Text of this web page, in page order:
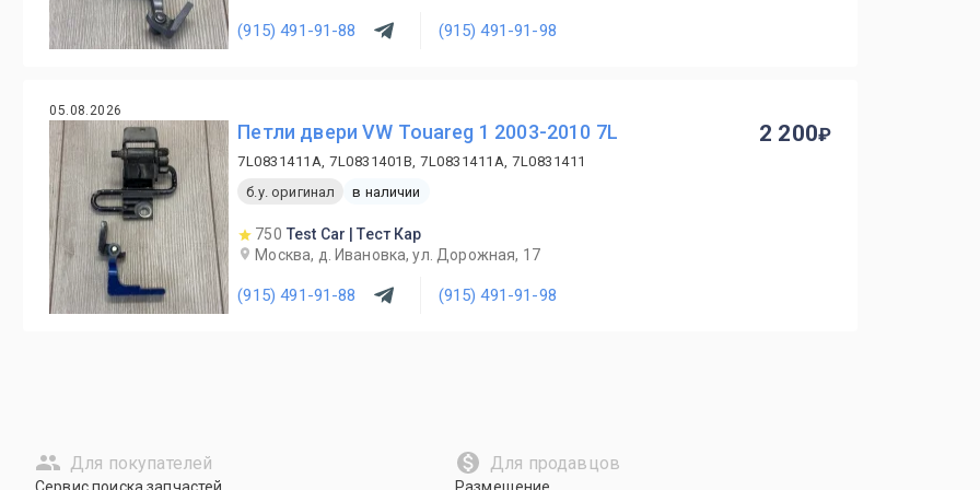
(915) 491-91-88 (915) 491-91-98
05.08.2026
Петли двери VW Touareg 1 2003-2010 7L
7L0831411A, 7L0831401B, 7L0831411A, 7L0831411
б.у. оригинал
в наличии
750 Test Car | Тест Кар
Москва, д. Ивановка, ул. Дорожная, 17
(915) 491-91-88 (915) 491-91-98
2 200
Для покупателей Для продавцов